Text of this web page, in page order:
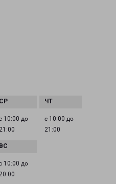
10:00 до
21:00
с 10:00 до
21:00
10:00 до
20:00